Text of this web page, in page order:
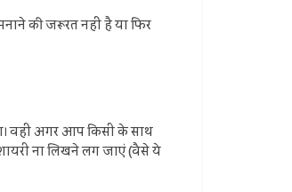
की जरूरत नहीं है या फिर
वहीं अगर आप किसी के साथ
ना लिखने लग जाएं (वैसे ये